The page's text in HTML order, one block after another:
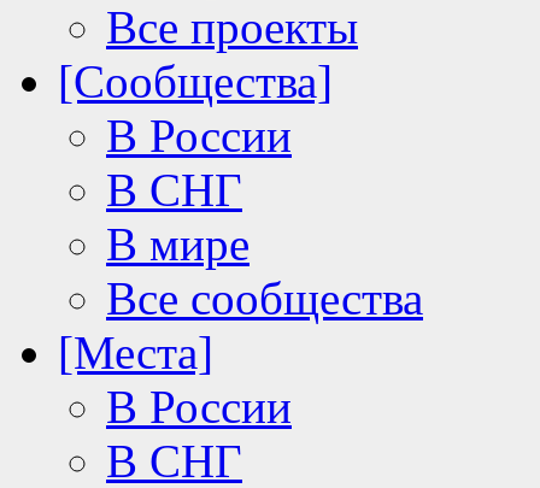
Все проекты
[Сообщества]
В России
В СНГ
В мире
Все сообщества
[Места]
В России
В СНГ